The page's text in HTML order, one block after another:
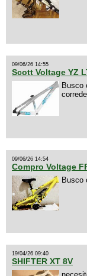
09/06/26 14:55
Scott Voltage YZ
Busco
09/06/26 14:54
Compro Voltage
Busco
19/04/26 09:40
SHIFTER XT 8V